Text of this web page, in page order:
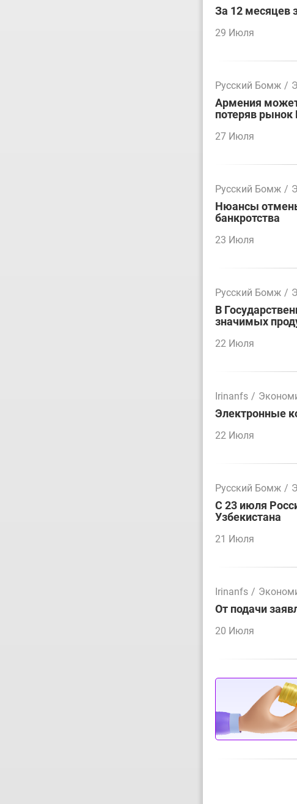
За 12 месяцев
29 Июля
Русский Бомж /
Армения может
потеряв
27 Июля
Русский Бомж /
Нюансы
банкротства
23 Июля
Русский Бомж /
В
значимых
22 Июля
Irinanfs /
Электронные
22 Июля
Русский Бомж /
С 23 июля
Узбекистана
21 Июля
Irinanfs /
От подачи
20 Июля